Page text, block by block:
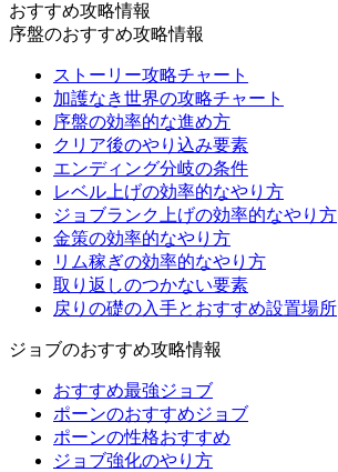
おすすめ攻略情報
序盤のおすすめ攻略情報
ストーリー攻略チャート
加護なき世界の攻略チャート
序盤の効率的な進め方
クリア後のやり込み要素
エンディング分岐の条件
レベル上げの効率的なやり方
ジョブランク上げの効率的なやり方
金策の効率的なやり方
リム稼ぎの効率的なやり方
取り返しのつかない要素
戻りの礎の入手とおすすめ設置場所
ジョブのおすすめ攻略情報
おすすめ最強ジョブ
ポーンのおすすめジョブ
ポーンの性格おすすめ
ジョブ強化のやり方